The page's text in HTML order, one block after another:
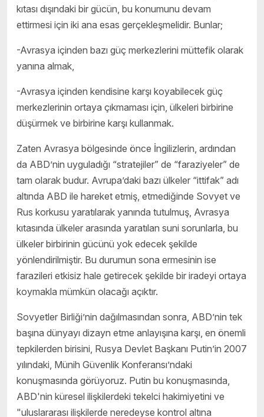
kıtası dışındaki bir gücün, bu konumunu devam
ettirmesi için iki ana esas gerçekleşmelidir. Bunlar;
-Avrasya içinden bazı güç merkezlerini müttefik olarak
yanına almak,
-Avrasya içinden kendisine karşı koyabilecek güç
merkezlerinin ortaya çıkmaması için, ülkeleri birbirine
düşürmek ve birbirine karşı kullanmak.
Zaten Avrasya bölgesinde önce İngilizlerin, ardından
da ABD’nin uyguladığı “stratejiler” de “faraziyeler” de
tam olarak budur. Avrupa’daki bazı ülkeler “ittifak” adı
altında ABD ile hareket etmiş, etmediğinde Sovyet ve
Rus korkusu yaratılarak yanında tutulmuş, Avrasya
kıtasında ülkeler arasında yaratılan suni sorunlarla, bu
ülkeler birbirinin gücünü yok edecek şekilde
yönlendirilmiştir. Bu durumun sona ermesinin ise
farazileri etkisiz hale getirecek şekilde bir iradeyi ortaya
koymakla mümkün olacağı açıktır.
Sovyetler Birliği’nin dağılmasından sonra, ABD’nin tek
başına dünyayı dizayn etme anlayışına karşı, en önemli
tepkilerden birisini, Rusya Devlet Başkanı Putin’in 2007
yılındaki, Münih Güvenlik Konferansı’ndaki
konuşmasında görüyoruz. Putin bu konuşmasında,
ABD'nin küresel ilişkilerdeki tekelci hakimiyetini ve
"uluslararası ilişkilerde neredeyse kontrol altına